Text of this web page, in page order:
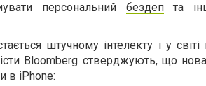
персональний бездепта
штучному інтелекту і у
Bloomberg стверджують, що
в iPhone: